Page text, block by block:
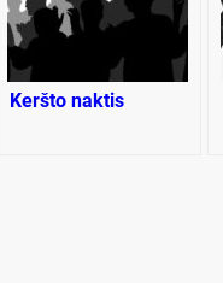
Keršto naktis